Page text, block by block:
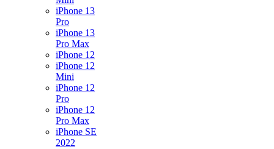
iPhone 13
Pro
iPhone 13
Pro Max
iPhone 12
iPhone 12
Mini
iPhone 12
Pro
iPhone 12
Pro Max
iPhone SE
2022